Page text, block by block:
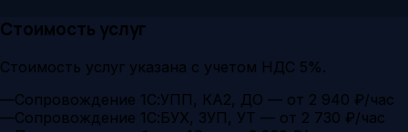
Стоимость услуг
Стоимость услуг указана с учетом НДС 5%.
—Сопровождение 1С:УПП, КА2, ДО — от 2 940 ₽/час
—Сопровождение 1С:БУХ, ЗУП, УТ — от 2 730 ₽/час